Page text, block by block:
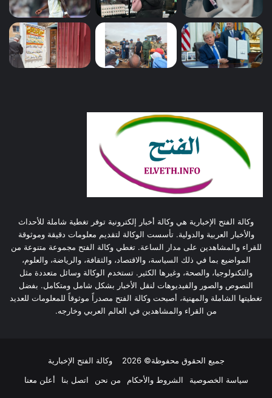
وكالة الفتح الإخبارية هي وكالة أخبار إلكترونية توفر تغطية شاملة للأحداث
والأخبار العربية والدولية. تأسست الوكالة لتقديم معلومات دقيقة وموثوقة
للقراء والمشاهدين على مدار الساعة. تغطي وكالة الفتح مجموعة متنوعة من
المواضيع بما في ذلك السياسة، والاقتصاد، والثقافة، والرياضة، والعلوم،
والتكنولوجيا، والصحة، وغيرها الكثير. تستخدم الوكالة وسائل متعددة مثل
النصوص والصور والفيديوهات لنقل الأخبار بشكل شامل ومتكامل. بفضل
تغطيتها الشاملة والمهنية، أصبحت وكالة الفتح مصدراً موثوقاً للمعلومات للعديد
من القراء والمشاهدين في العالم العربي وخارجه.
جميع الحقوق محفوظة© 2026
وكالة الفتح الإخبارية
سياسة الخصوصية
الشروط والأحكام من نحن اتصل بنا أعلن معنا